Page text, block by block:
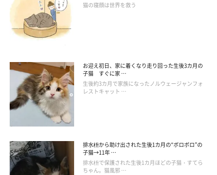
@ojarinn
猫の寝顔は世界を救う
お迎え初日、家に着くなり走り回った生後3カ月の
子猫 すぐに家 …
生後約3カ月で家族になったノルウェージャンフォ
レストキャット …
排水枡から助け出された生後1カ月の“ボロボロ”の
子猫→11年 …
排水枡で保護された生後1カ月ほどの子猫・すてら
ちゃん。猫風邪 …